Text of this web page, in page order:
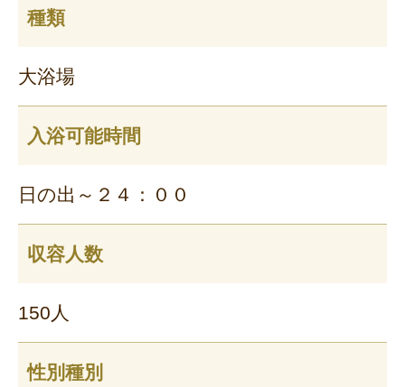
種類
大浴場
入浴可能時間
日の出～２４：００
収容人数
150人
性別種別